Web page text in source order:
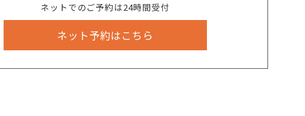
ネットでのご予約は24時間受付
ネット予約はこちら